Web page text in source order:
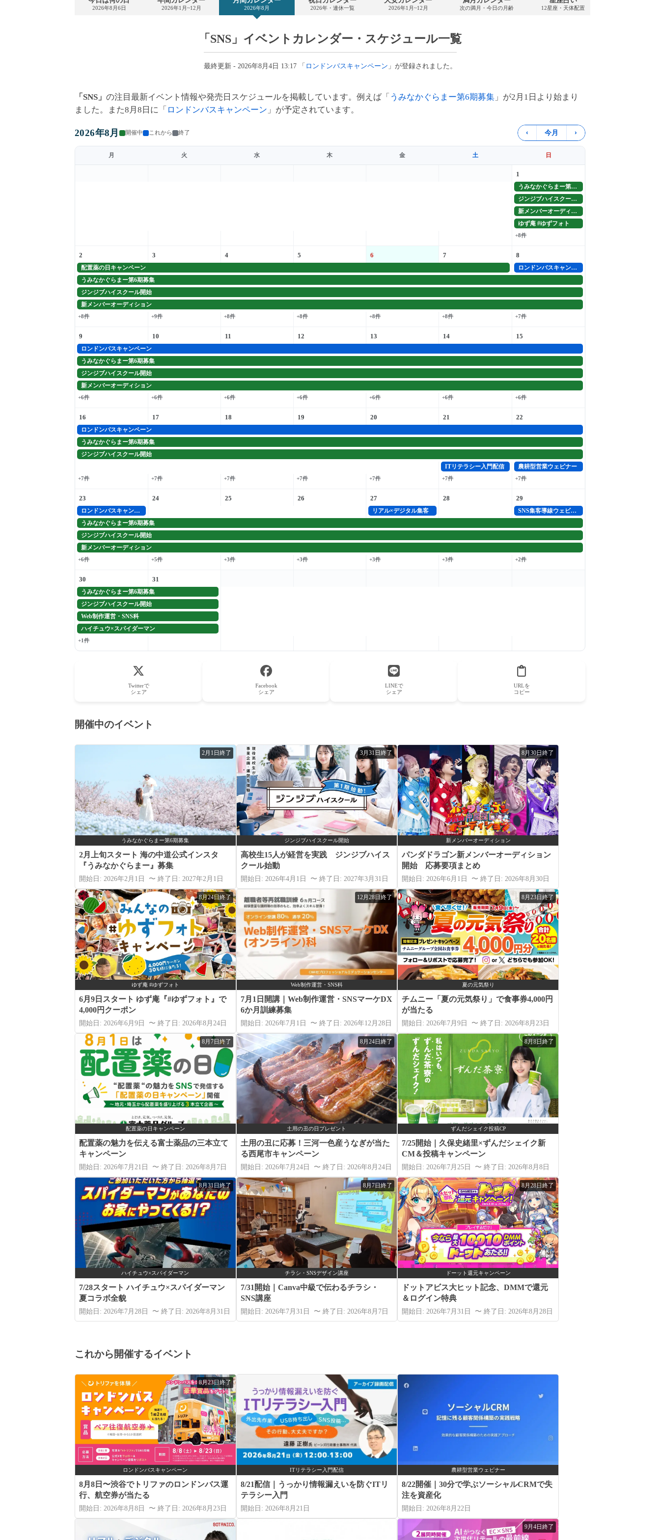
レ
ン
2026年8月6日 2026年1月~12月 2026年8月 2026年・連休一覧 2026年1月~12月 次の満月・今日の月齢 12星座・天体配置
「SNS」イベントカレンダー・スケジュール一覧
最終更新 - 2026年8月4日 13:17 「 ロンドンバスキャンペーン 」が登録されました。
「SNS」 の注目最新イベント情報や発売日スケジュールを掲載しています。例えば「 うみなかぐらまー第6期募集 」が2月1日より始まり
ました。また8月8日に「 ロンドンバスキャンペーン 」が予定されています。
2026年8月 開催中 これから 終了 ‹ 今月 ›
月 火 水 木 金 土 日
1
うみなかぐらまー第6期募集
ジンジブハイスクール開始
新メンバーオーディション
ゆず庵 #ゆずフォト
+8件
2 3 4 5 6 7 8
配置薬の日キャンペーン
ロンドンバスキャンペーン
うみなかぐらまー第6期募集
ジンジブハイスクール開始
新メンバーオーディション
+8件 +9件 +8件 +8件 +8件 +8件 +7件
9 10 11 12 13 14 15
ロンドンバスキャンペーン
うみなかぐらまー第6期募集
ジンジブハイスクール開始
新メンバーオーディション
+6件 +6件 +6件 +6件 +6件 +6件 +6件
16 17 18 19 20 21 22
ロンドンバスキャンペーン
うみなかぐらまー第6期募集
ジンジブハイスクール開始
ITリテラシー入門配信
農耕型営業ウェビナー
+7件 +7件 +7件 +7件 +7件 +7件 +7件
23 24 25 26 27 28 29
ロンドンバスキャンペーン リアル×デジタル集客
SNS集客導線ウェビナー
うみなかぐらまー第6期募集
ジンジブハイスクール開始
新メンバーオーディション
+6件 +5件 +3件 +3件 +3件 +3件 +2件
30 31
うみなかぐらまー第6期募集
ジンジブハイスクール開始
Web制作運営・SNS科
ハイチュウ×スパイダーマン
+1件
Twitterで
シェア
Facebook
シェア
LINEで
シェア
URLを
コピー
開催中のイベント
2月1日終了
うみなかぐらまー第6期募集
2月上旬スタート 海の中道公式インスタ
『うみなかぐらまー』募集
開始日: 2026年2月1日 〜 終了日: 2027年2月1日
3月31日終了
ジンジブハイスクール開始
高校生15人が経営を実践 ジンジブハイス
クール始動
開始日: 2026年4月1日 〜 終了日: 2027年3月31日
8月30日終了
新メンバーオーディション
パンダドラゴン新メンバーオーディション
開始 応募要項まとめ
開始日: 2026年6月1日 〜 終了日: 2026年8月30日
8月24日終了
ゆず庵 #ゆずフォト
6月9日スタート ゆず庵『#ゆずフォト』で
4,000円クーポン
開始日: 2026年6月9日 〜 終了日: 2026年8月24日
12月28日終了
Web制作運営・SNS科
7月1日開講｜Web制作運営・SNSマーケDX
6か月訓練募集
開始日: 2026年7月1日 〜 終了日: 2026年12月28日
8月23日終了
夏の元気祭り
チムニー「夏の元気祭り」で食事券4,000円
が当たる
開始日: 2026年7月9日 〜 終了日: 2026年8月23日
8月7日終了
配置薬の日キャンペーン
配置薬の魅力を伝える富士薬品の三本立て
キャンペーン
開始日: 2026年7月21日 〜 終了日: 2026年8月7日
8月24日終了
土用の丑の日プレゼント
土用の丑に応募！三河一色産うなぎが当た
る西尾市キャンペーン
開始日: 2026年7月24日 〜 終了日: 2026年8月24日
8月8日終了
ずんだシェイク投稿CP
7/25開始｜久保史緒里×ずんだシェイク新
CM＆投稿キャンペーン
開始日: 2026年7月25日 〜 終了日: 2026年8月8日
8月31日終了
ハイチュウ×スパイダーマン
7/28スタート ハイチュウ×スパイダーマン
夏コラボ全貌
開始日: 2026年7月28日 〜 終了日: 2026年8月31日
8月7日終了
チラシ・SNSデザイン講座
7/31開始｜Canva中級で伝わるチラシ・
SNS講座
開始日: 2026年7月31日 〜 終了日: 2026年8月7日
8月28日終了
ドーット還元キャンペーン
ドットアビス大ヒット記念、DMMで還元
＆ログイン特典
開始日: 2026年7月31日 〜 終了日: 2026年8月28日
これから開催するイベント
8月23日終了
ロンドンバスキャンペーン
8月8日〜渋谷でトリファのロンドンバス運
行、航空券が当たる
開始日: 2026年8月8日 〜 終了日: 2026年8月23日
ITリテラシー入門配信
8/21配信｜うっかり情報漏えいを防ぐITリ
テラシー入門
開始日: 2026年8月21日
農耕型営業ウェビナー
8/22開催｜30分で学ぶソーシャルCRMで失
注を資産化
開始日: 2026年8月22日
9月4日終了